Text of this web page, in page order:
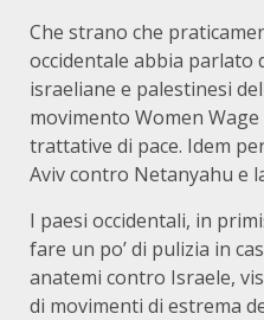
Che strano che
occidentale abbia parlato
israeliane e palestinesi
movimento Women
trattative di pace. Idem
Aviv contro Netanyahu e
I paesi occidentali, in
fare un po’ di pulizia in
anatemi contro Israele,
di movimenti di estrema